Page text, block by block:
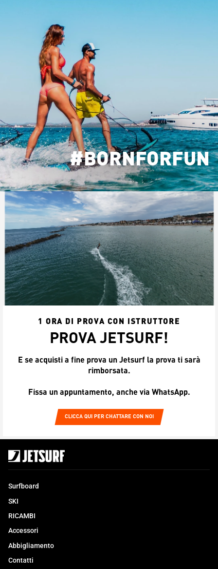
#BORNFORFUN
1 ORA DI PROVA CON ISTRUTTORE
PROVA JETSURF!
E se acquisti a fine prova un Jetsurf la prova ti sarà
rimborsata.
Fissa un appuntamento, anche via WhatsApp.
CLICCA QUI PER CHATTARE CON NOI
Surfboard
SKI
RICAMBI
Accessori
Abbigliamento
Contatti